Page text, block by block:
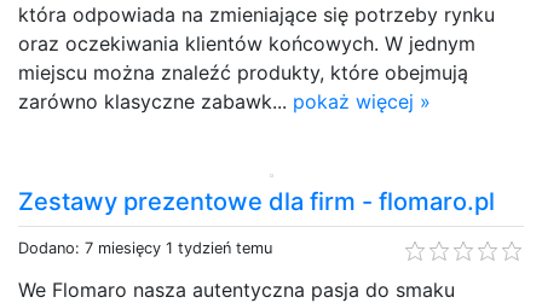
która odpowiada na zmieniające się potrzeby rynku
oraz oczekiwania klientów końcowych. W jednym
miejscu można znaleźć produkty, które obejmują
zarówno klasyczne zabawk... pokaż więcej »
Zestawy prezentowe dla firm - flomaro.pl
Dodano: 7 miesięcy 1 tydzień temu
We Flomaro nasza autentyczna pasja do smaku